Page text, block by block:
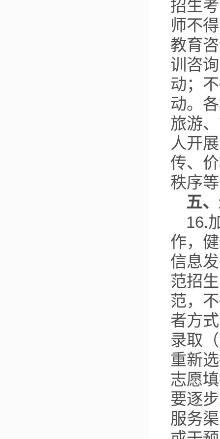
招生
师不
教育
训咨
动；
动。
旅游
人开
传、
秩序
五
16.
作，
信息
范招
范，
者方
录取
重新
志愿
要逐
服务